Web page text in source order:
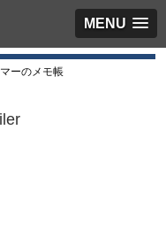
MENU
ーのメモ帳